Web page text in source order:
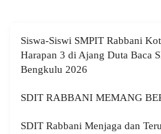
Siswa-Siswi SMPIT Rabbani
Harapan 3 di Ajang Duta Baca
Bengkulu 2026
SDIT RABBANI MEMANG
SDIT Rabbani Menjaga dan